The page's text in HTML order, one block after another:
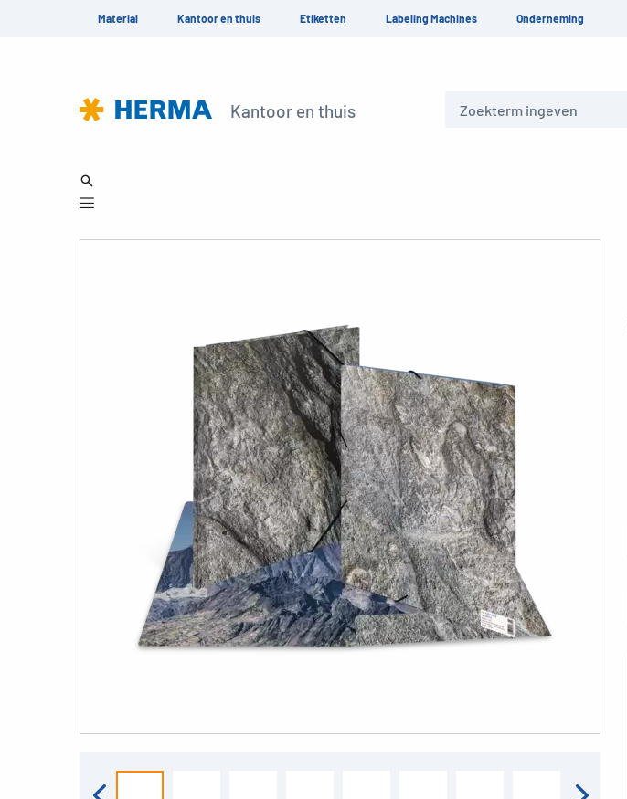
Material Kantoor en thuis Etiketten Labeling Machines Onderneming
Kantoor en thuis